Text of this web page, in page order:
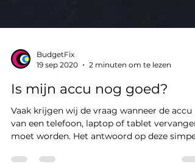
19 sep 2020
2 minuten om te lezen
Is mijn accu nog goed?
Vaak krijgen wij de vraag wanneer de accu
moet worden. Het antwoord op deze